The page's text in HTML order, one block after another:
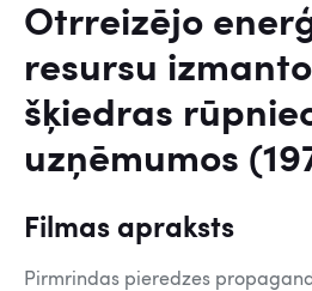
Otrreizējo
resursu
šķiedras
uzņēmumos
Filmas apraksts
Pirmrindas pieredzes